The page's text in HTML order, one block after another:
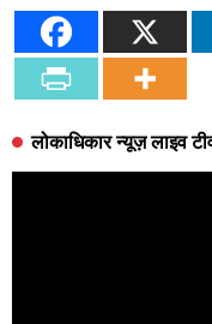
लोकाधिकार न्यूज़ लाइव